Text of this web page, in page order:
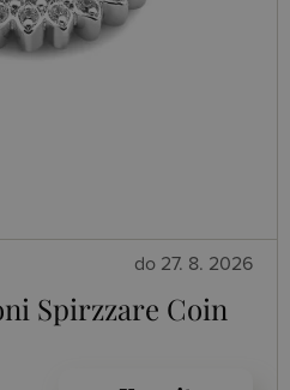
do 27. 8. 2026
Spirzzare Coin